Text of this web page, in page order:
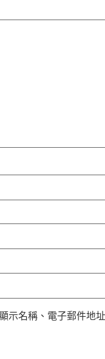
示名稱、電子郵件地